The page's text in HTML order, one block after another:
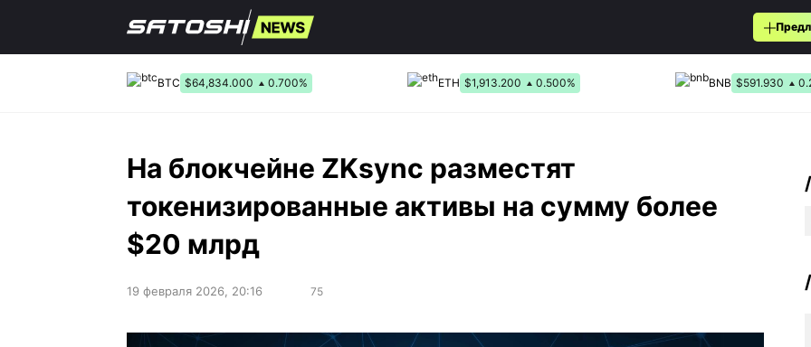
BTC $64,834.000 0.700% ETH $1,913.200 0.500% BNB $591.930
На блокчейне ZKsync разместят
токенизированные активы на сумму более
$20 млрд
19 февраля 2026, 20:16 75